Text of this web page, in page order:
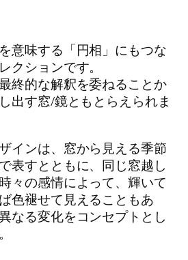
意味する「円相」にもつな
クションです。
終的な解釈を委ねることか
出す窓/鏡ともとらえられま
インは、窓から見える季節
表すとともに、同じ窓越し
々の感情によって、輝いて
色褪せて見えることもあ
なる変化をコンセプトとし